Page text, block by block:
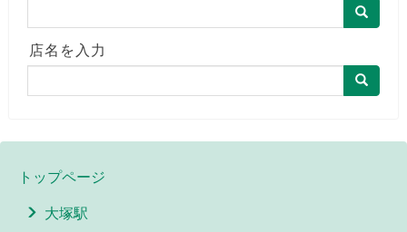
店名を入力
トップページ
大塚駅